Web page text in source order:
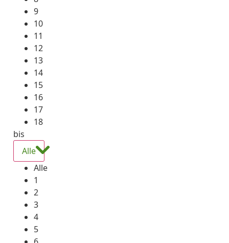
9
10
11
12
13
14
15
16
17
18
bis
Alle
Alle
1
2
3
4
5